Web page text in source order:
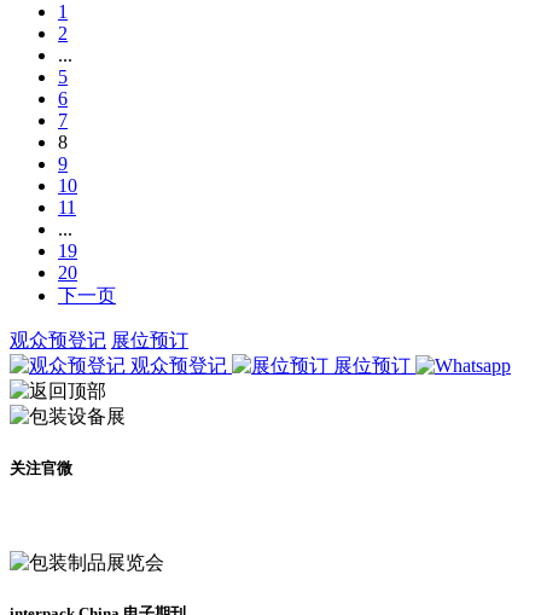
1
2
...
5
6
7
8
9
10
11
...
19
20
下一页
观众预登记 展位预订
观众预登记
展位预订
关注官微